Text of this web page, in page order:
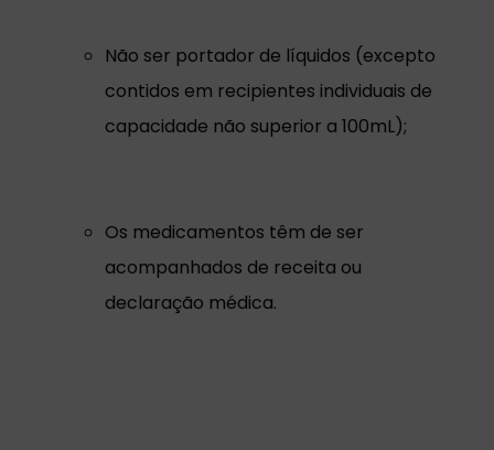
Não ser portador de líquidos (excepto
contidos em recipientes individuais de
capacidade não superior a 100mL);
Os medicamentos têm de ser
acompanhados de receita ou
declaração médica.